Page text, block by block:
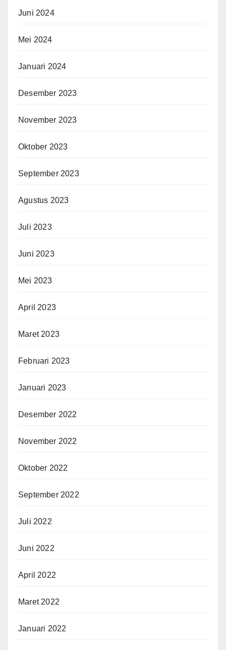
Juni 2024
Mei 2024
Januari 2024
Desember 2023
November 2023
Oktober 2023
September 2023
Agustus 2023
Juli 2023
Juni 2023
Mei 2023
April 2023
Maret 2023
Februari 2023
Januari 2023
Desember 2022
November 2022
Oktober 2022
September 2022
Juli 2022
Juni 2022
April 2022
Maret 2022
Januari 2022